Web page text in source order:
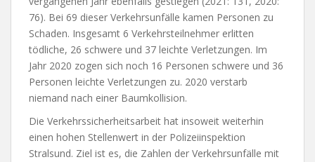
76). Bei 69 dieser Verkehrsunfälle kamen Personen zu
Schaden. Insgesamt 6 Verkehrsteilnehmer erlitten
tödliche, 26 schwere und 37 leichte Verletzungen. Im
Jahr 2020 zogen sich noch 16 Personen schwere und 36
Personen leichte Verletzungen zu. 2020 verstarb
niemand nach einer Baumkollision.
Die Verkehrssicherheitsarbeit hat insoweit weiterhin
einen hohen Stellenwert in der Polizeiinspektion
Stralsund. Ziel ist es, die Zahlen der Verkehrsunfälle mit